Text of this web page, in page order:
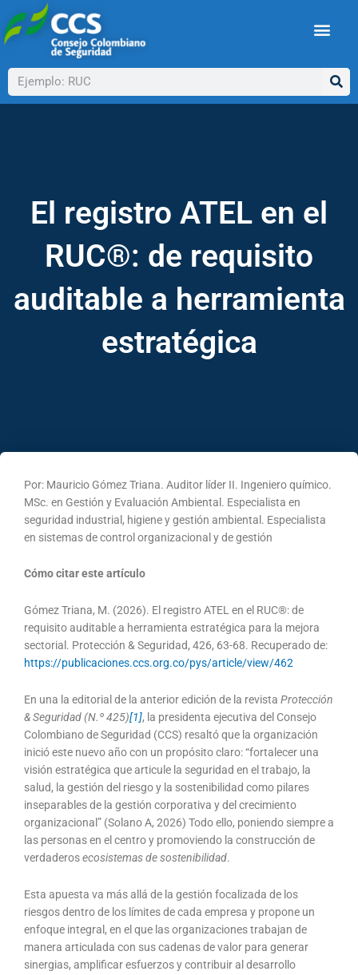
al
contenido
Buscar
El registro ATEL en el
RUC®: de requisito
auditable a herramienta
estratégica
Por: Mauricio Gómez Triana. Auditor líder II. Ingeniero químico.
MSc. en Gestión y Evaluación Ambiental. Especialista en
seguridad industrial, higiene y gestión ambiental. Especialista
en sistemas de control organizacional y de gestión
Cómo citar este artículo
Gómez Triana, M. (2026). El registro ATEL en el RUC®: de
requisito auditable a herramienta estratégica para la mejora
sectorial. Protección & Seguridad, 426, 63-68. Recuperado de:
https://publicaciones.ccs.org.co/pys/article/view/462
En una la editorial de la anterior edición de la revista Protección
& Seguridad (N.º 425)[1], la presidenta ejecutiva del Consejo
Colombiano de Seguridad (CCS) resaltó que la organización
inició este nuevo año con un propósito claro: “fortalecer una
visión estratégica que articule la seguridad en el trabajo, la
salud, la gestión del riesgo y la sostenibilidad como pilares
inseparables de la gestión corporativa y del crecimiento
organizacional” (Solano A, 2026) Todo ello, poniendo siempre a
las personas en el centro y promoviendo la construcción de
verdaderosecosistemas de sostenibilidad.
Esta apuesta va más allá de la gestión focalizada de los
riesgos dentro de los límites de cada empresa y propone un
enfoque integral, en el que las organizaciones trabajan de
manera articulada con sus cadenas de valor para generar
sinergias, amplificar esfuerzos y contribuir al desarrollo